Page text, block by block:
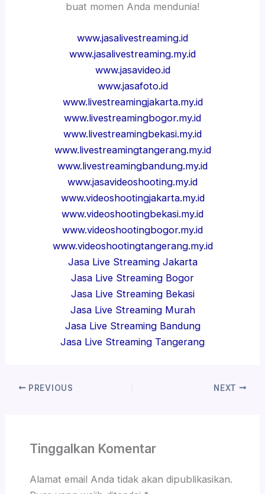
buat momen Anda mendunia!
www.jasalivestreaming.id
www.jasalivestreaming.my.id
www.jasavideo.id
www.jasafoto.id
www.livestreamingjakarta.my.id
www.livestreamingbogor.my.id
www.livestreamingbekasi.my.id
www.livestreamingtangerang.my.id
www.livestreamingbandung.my.id
www.jasavideoshooting.my.id
www.videoshootingjakarta.my.id
www.videoshootingbekasi.my.id
www.videoshootingbogor.my.id
www.videoshootingtangerang.my.id
Jasa Live Streaming Jakarta
Jasa Live Streaming Bogor
Jasa Live Streaming Bekasi
Jasa Live Streaming Murah
Jasa Live Streaming Bandung
Jasa Live Streaming Tangerang
PREVIOUS NEXT
Tinggalkan Komentar
Alamat email Anda tidak akan dipublikasikan.